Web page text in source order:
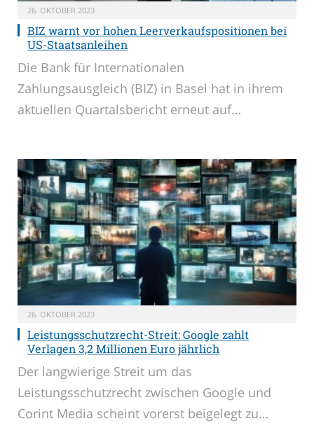
26. OKTOBER 2023
BIZ warnt vor hohen Leerverkaufspositionen bei
US-Staatsanleihen
Die Bank für Internationalen
Zahlungsausgleich (BIZ) in Basel hat in ihrem
aktuellen Quartalsbericht erneut auf…
26. OKTOBER 2023
Leistungsschutzrecht-Streit: Google zahlt
Verlagen 3,2 Millionen Euro jährlich
Der langwierige Streit um das
Leistungsschutzrecht zwischen Google und
Corint Media scheint vorerst beigelegt zu…